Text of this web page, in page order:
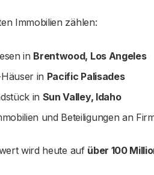
Immobilien zählen:
in Brentwood, Los Angeles
in Pacific Palisades
in Sun Valley, Idaho
und Beteiligungen an
wird heute auf über 100